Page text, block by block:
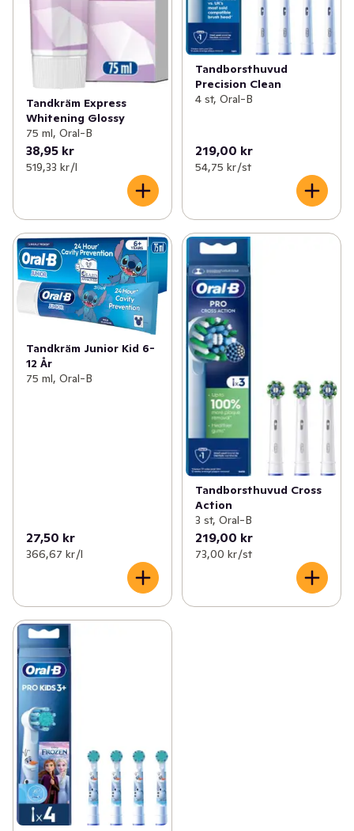
Tandkräm Express
Whitening Glossy
75 ml, Oral-B
38,95 kr
519,33 kr /l
Tandborsthuvud
Precision Clean
4 st, Oral-B
219,00 kr
54,75 kr /st
Tandkräm Junior Kid 6-
12 År
75 ml, Oral-B
27,50 kr
366,67 kr /l
Tandborsthuvud Cross
Action
3 st, Oral-B
219,00 kr
73,00 kr /st